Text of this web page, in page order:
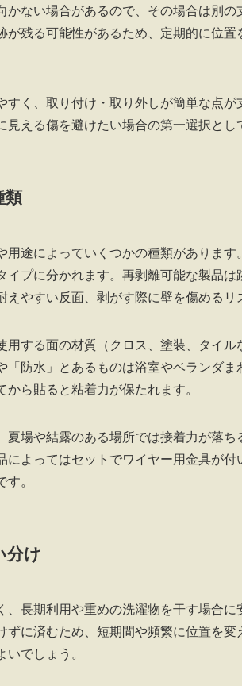
ない場合があるので、その場合は別の
残る可能性があるため、定期的に位置
く、取り付け・取り外しが簡単な点が
える傷を避けたい場合の第一選択とし
類
用途によっていくつかの種類がありま
プに分かれます。再剥離可能な製品は
やすい反面、剥がす際に壁を傷めるリ
する面の材質（クロス、塗装、タイル
「防水」とあるものは浴室やベランダ
ら貼ると粘着力が保たれます。
場や結露のある場所では接着力が落ち
によってはセットでワイヤー用金具が付
。
分け
、長期利用や重めの洗濯物を干す場合
に済むため、短期間や頻繁に位置を変
でしょう。